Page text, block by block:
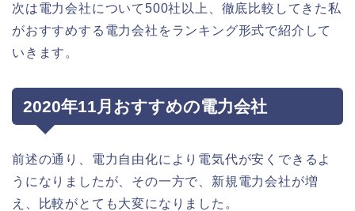
次は電力会社について500社以上、徹底比較してきた私
がおすすめする電力会社をランキング形式で紹介して
いきます。
2020年11月おすすめの電力会社
前述の通り、電力自由化により電気代が安くできるよ
うになりましたが、その一方で、新規電力会社が増
え、比較がとても大変になりました。